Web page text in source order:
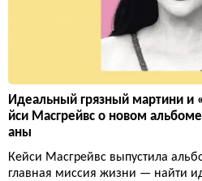
Идеальный грязный мартини и
йси Масгрейвс о новом
аны
Кейси Масгрейвс выпустила
главная миссия жизни — найти